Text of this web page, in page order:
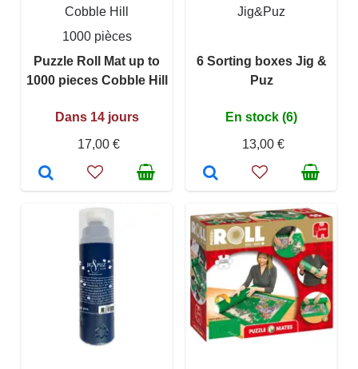
Cobble Hill
1000 pièces
Puzzle Roll Mat up to
1000 pieces Cobble Hill
Dans 14 jours
17,00 €
Jig&Puz
6 Sorting boxes Jig &
Puz
En stock (6)
13,00 €